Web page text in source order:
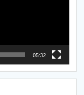
05:32